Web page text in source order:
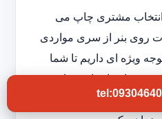
انتخاب مشتری چاپ می
روی بنر از سری مواردی
ویژه ای داریم تا شما
در اختیار داشته باشید.به
کوتاهترین زمان بنر